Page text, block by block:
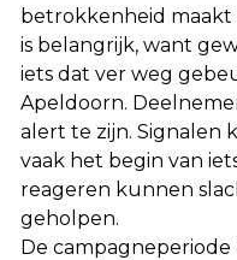
betrokkenheid maakt
is belangrijk, want
iets dat ver weg
Apeldoorn.
alert te zijn. Signalen
vaak het begin van
reageren kunnen
geholpen.
De